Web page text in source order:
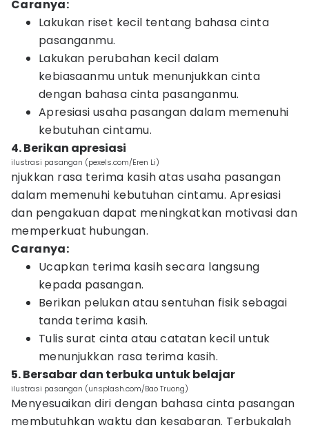
Caranya:
Lakukan riset kecil tentang bahasa cinta
pasanganmu.
Lakukan perubahan kecil dalam
kebiasaanmu untuk menunjukkan cinta
dengan bahasa cinta pasanganmu.
Apresiasi usaha pasangan dalam memenuhi
kebutuhan cintamu.
4. Berikan apresiasi
ilustrasi pasangan (pexels.com/Eren Li)
njukkan rasa terima kasih atas usaha pasangan
dalam memenuhi kebutuhan cintamu. Apresiasi
dan pengakuan dapat meningkatkan motivasi dan
memperkuat hubungan.
Caranya:
Ucapkan terima kasih secara langsung
kepada pasangan.
Berikan pelukan atau sentuhan fisik sebagai
tanda terima kasih.
Tulis surat cinta atau catatan kecil untuk
menunjukkan rasa terima kasih.
5. Bersabar dan terbuka untuk belajar
ilustrasi pasangan (unsplash.com/Bao Truong)
Menyesuaikan diri dengan bahasa cinta pasangan
membutuhkan waktu dan kesabaran. Terbukalah